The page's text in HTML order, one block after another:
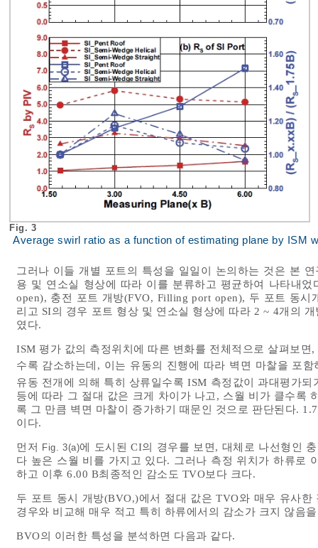
Fig. 3
Average swirl ratio as a function of estimating plane by ISM
그러나 이들 개별 포트의 특성을 일일이 논의하는 것은 본
용 및 연소실 형상에 따라 이를 분류하고 평균하여 나타내
open), 충전 포트 개방(FVO, Filling port open), 두 포트 동
리고 SI의 경우 포트 형상 및 연소실 형상에 따라 2 ~ 4개의
였다.
ISM 평가 값의 측정위치에 따른 변화를 전체적으로 살펴보
수록 감소하는데, 이는 유동의 진행에 따라 벽면 마찰을 포
유동 전개에 의해 특히 상류일수록 ISM 측정값이 과대평가되
등에 따라 그 절대 값은 크게 차이가 나고, 스월 비가 클수록
록 그 만큼 벽면 마찰이 증가하기 때문인 것으로 판단된다.
이다.
먼저 Fig. 3(a)에 도시된 CI의 경우를 보면, 대체로 나선형인
다 높은 스월 비를 가지고 있다. 그러나 측정 위치가 하류로
하고 이후 6.00 B최종적인 감소도 TVO보다 크다.
두 포트 동시 개방(BVO,)에서 절대 값은 TVO와 매우 유사
경우와 비교해 매우 적고 특히 하류에서의 감소가 크지 않음
BVO의 이러한 특성을 분석하면 다음과 같다.